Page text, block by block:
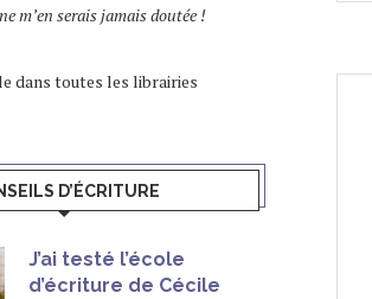
m’en serais jamais doutée !
dans toutes les librairies
D’ÉCRITURE
J’ai testé l’école
d’écriture de Cécile